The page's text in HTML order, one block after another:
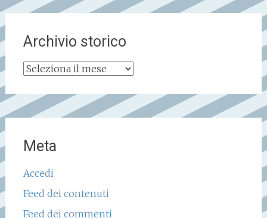
Archivio storico
Archivio
Meta
Accedi
Feed dei contenuti
Feed dei commenti